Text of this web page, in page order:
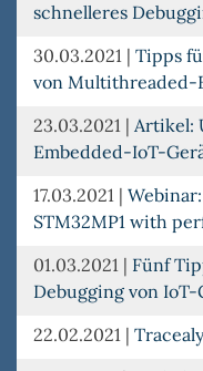
schnelleres
30.03.2021 | Tipps
von Multithreaded-
23.03.2021 | Artikel:
Embedded-IoT-
17.03.2021 |
STM32MP1 with
01.03.2021 | Fünf
Debugging von IoT-
22.02.2021 |